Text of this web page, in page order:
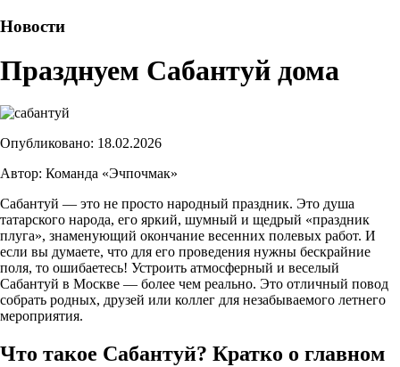
Новости
Празднуем Сабантуй дома
Опубликовано: 18.02.2026
Автор: Команда «Эчпочмак»
Сабантуй — это не просто народный праздник. Это душа
татарского народа, его яркий, шумный и щедрый «праздник
плуга», знаменующий окончание весенних полевых работ. И
если вы думаете, что для его проведения нужны бескрайние
поля, то ошибаетесь! Устроить атмосферный и веселый
Сабантуй в Москве — более чем реально. Это отличный повод
собрать родных, друзей или коллег для незабываемого летнего
мероприятия.
Что такое Сабантуй? Кратко о главном